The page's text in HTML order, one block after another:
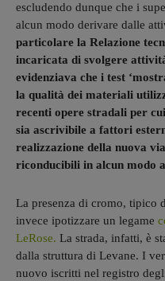
escludendo dunque che i
alcun modo derivare dalle
particolare la Relazione
incaricata di svolgere
evidenziava che i test
la qualità dei materiali
recenti opere stradali per
sia ascrivibile a fattori
realizzazione della nuova
riconducibili in alcun modo
La presenza di cromo, tipico
invece ipotizzare un legame
LeRose. La strada, infatti, è
dalla struttura di Levane. I
nuovo iscritti nel registro